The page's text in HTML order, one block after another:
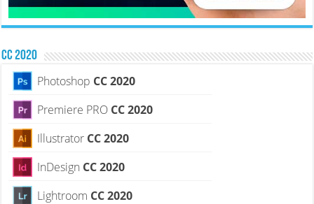
CC 2020
Photoshop CC 2020
Premiere PRO CC 2020
Illustrator CC 2020
InDesign CC 2020
Lightroom CC 2020